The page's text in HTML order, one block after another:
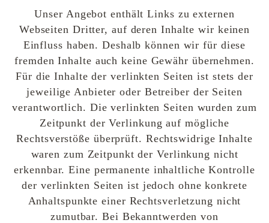
Unser Angebot enthält Links zu externen
Webseiten Dritter, auf deren Inhalte wir keinen
Einfluss haben. Deshalb können wir für diese
fremden Inhalte auch keine Gewähr übernehmen.
Für die Inhalte der verlinkten Seiten ist stets der
jeweilige Anbieter oder Betreiber der Seiten
verantwortlich. Die verlinkten Seiten wurden zum
Zeitpunkt der Verlinkung auf mögliche
Rechtsverstöße überprüft. Rechtswidrige Inhalte
waren zum Zeitpunkt der Verlinkung nicht
erkennbar. Eine permanente inhaltliche Kontrolle
der verlinkten Seiten ist jedoch ohne konkrete
Anhaltspunkte einer Rechtsverletzung nicht
zumutbar. Bei Bekanntwerden von